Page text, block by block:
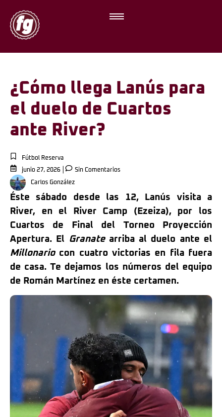
¿Cómo llega Lanús para
el duelo de Cuartos
ante River?
Fútbol Reserva
junio 27, 2026
Sin Comentarios
Carlos González
Éste sábado desde las 12, Lanús visita a
River, en el River Camp (Ezeiza), por los
Cuartos de Final del Torneo Proyección
Apertura. El Granatearriba al duelo ante el
Millonariocon cuatro victorias en fila fuera
de casa. Te dejamos los números del equipo
de Román Martínez en éste certamen.